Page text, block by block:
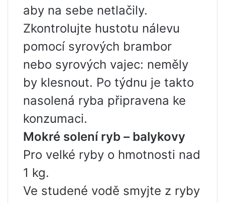
aby na sebe netlačily.
Zkontrolujte hustotu nálevu
pomocí syrových brambor
nebo syrových vajec: neměly
by klesnout. Po týdnu je takto
nasolená ryba připravena ke
konzumaci.
Mokré solení ryb – balykovy
Pro velké ryby o hmotnosti nad
1 kg.
Ve studené vodě smyjte z ryby